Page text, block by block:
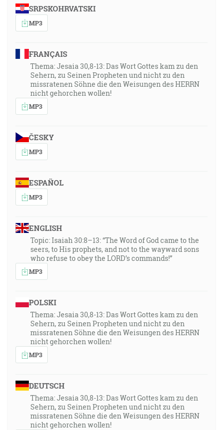
SRPSKOHRVATSKI
MP3
FRANÇAIS
Thema: Jesaia 30,8-13: Das Wort Gottes kam zu den
Sehern, zu Seinen Propheten und nicht zu den
missratenen Söhne die den Weisungen des HERRN
nicht gehorchen wollen!
MP3
ČESKY
MP3
ESPAÑOL
MP3
ENGLISH
Topic: Isaiah 30:8–13: “The Word of God came to the
seers, to His prophets, and not to the wayward sons
who refuse to obey the LORD’s commands!”
MP3
POLSKI
Thema: Jesaia 30,8-13: Das Wort Gottes kam zu den
Sehern, zu Seinen Propheten und nicht zu den
missratenen Söhne die den Weisungen des HERRN
nicht gehorchen wollen!
MP3
DEUTSCH
Thema: Jesaia 30,8-13: Das Wort Gottes kam zu den
Sehern, zu Seinen Propheten und nicht zu den
missratenen Söhne die den Weisungen des HERRN
nicht gehorchen wollen!